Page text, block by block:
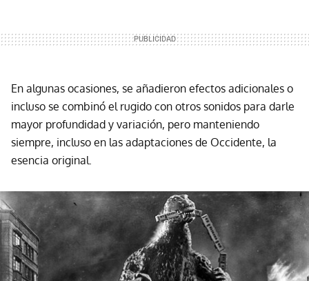
En algunas ocasiones, se añadieron efectos adicionales o
incluso se combinó el rugido con otros sonidos para darle
mayor profundidad y variación, pero manteniendo
siempre, incluso en las adaptaciones de Occidente, la
esencia original.